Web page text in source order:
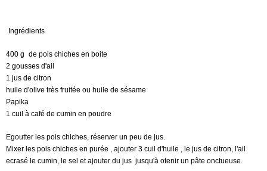
Ingrédients
400 g de pois chiches en boite
2 gousses d'ail
1 jus de citron
huile d'olive très fruitée ou huile de sésame
Papika
1 cuil à café de cumin en poudre
Egoutter les pois chiches, réserver un peu de jus.
Mixer les pois chiches en purée , ajouter 3 cuil d'huile , le jus de citron, l'ail
ecrasé le cumin, le sel et ajouter du jus jusqu'à otenir un pâte onctueuse.